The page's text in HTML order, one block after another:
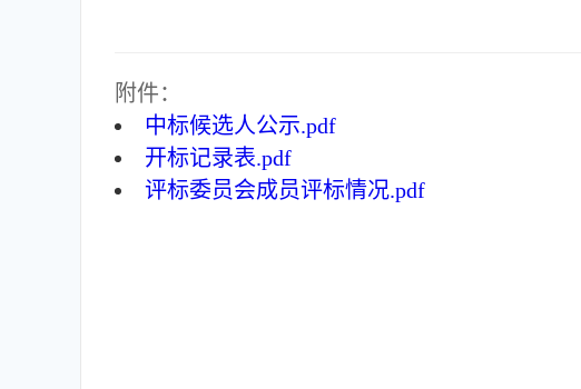
附件：
中标候选人公示.pdf
开标记录表.pdf
评标委员会成员评标情况.pdf